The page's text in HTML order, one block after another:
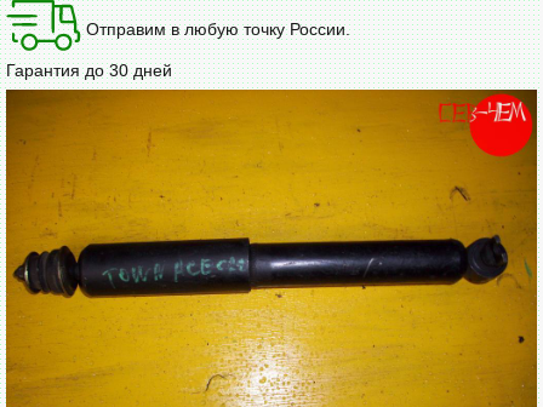
Отправим в любую точку России.
Гарантия до 30 дней